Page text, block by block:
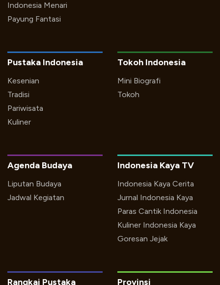
Indonesia Menari
Payung Fantasi
Pustaka Indonesia
Kesenian
Tradisi
Pariwisata
Kuliner
Tokoh Indonesia
Mini Biografi
Tokoh
Indonesia Kaya TV
Indonesia Kaya Cerita
Jurnal Indonesia Kaya
Paras Cantik Indonesia
Kuliner Indonesia Kaya
Goresan Jejak
Agenda Budaya
Liputan Budaya
Jadwal Kegiatan
Rangkai Pustaka Provinsi